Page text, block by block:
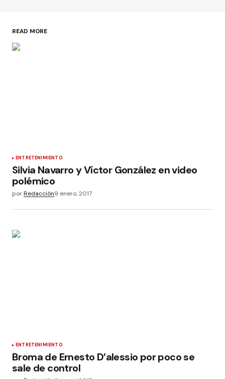
READ MORE
ENTRETENIMIENTO
Silvia Navarro y Víctor González en video
polémico
porRedacción9 enero, 2017
ENTRETENIMIENTO
Broma de Ernesto D’alessio por poco se
sale de control